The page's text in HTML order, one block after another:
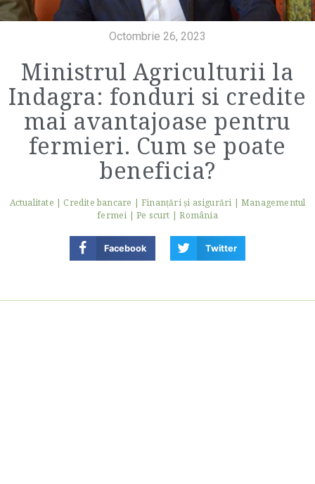
Octombrie 26, 2023
Ministrul Agriculturii la
Indagra: fonduri si credite
mai avantajoase pentru
fermieri. Cum se poate
beneficia?
Actualitate | Credite bancare | Finanţări şi asigurări |Managementul
fermei |Pe scurt |România
Facebook Twitter